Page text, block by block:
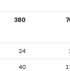
380
24
40